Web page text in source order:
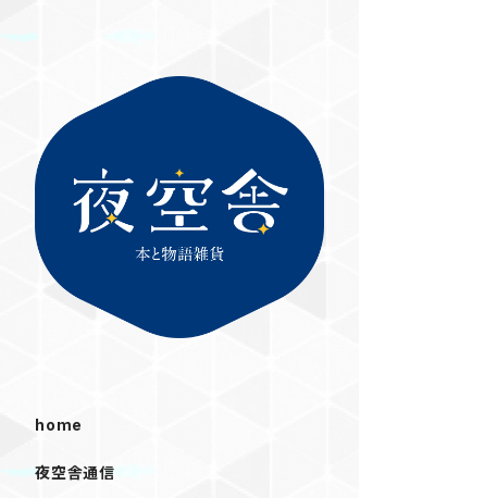
home
夜空舎通信